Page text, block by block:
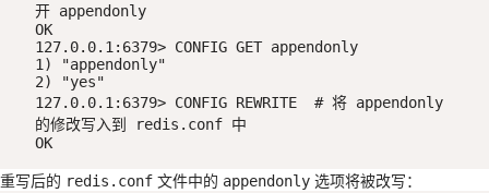
开 appendonly
OK
127.0.0.1:6379> CONFIG GET appendonly
1) "appendonly"
2) "yes"
127.0.0.1:6379> CONFIG REWRITE  # 将 appendonly
的修改写入到 redis.conf 中
OK
重写后的 redis.conf 文件中的 appendonly 选项将被改写：